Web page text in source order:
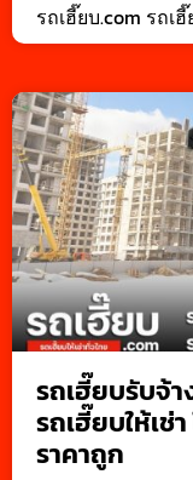
รถเฮี๊ยบ.com รถเ
รถเฮี๊ยบรับจ้า
รถเฮี๊ยบให้เช่
ราคาถูก